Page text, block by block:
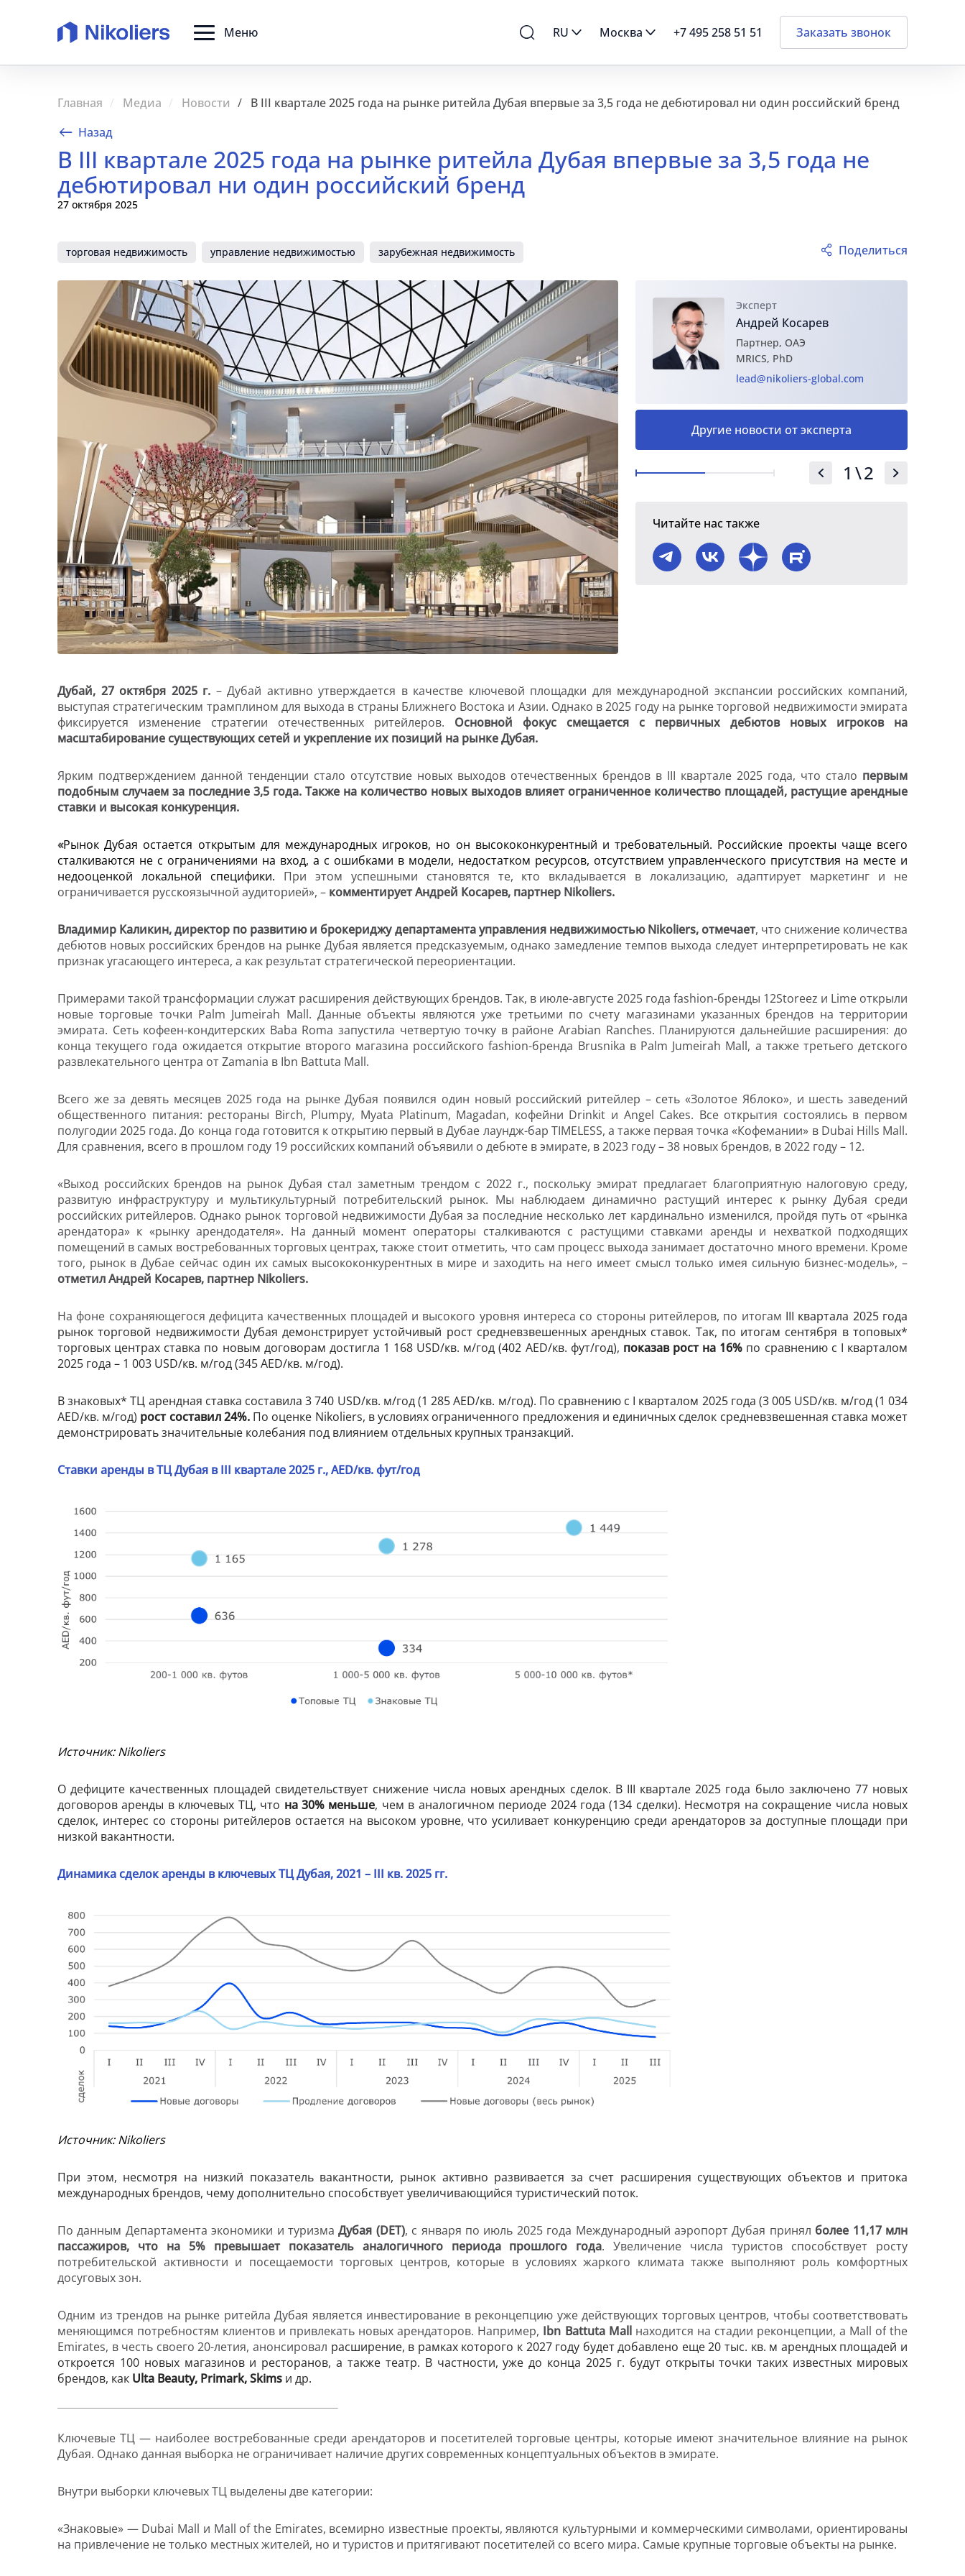
Меню RU Москва +7 495 258 51 51 Заказать звонок
Главная Медиа Новости
В III квартале 2025 года на рынке ритейла Дубая впервые за 3,5 года не дебютировал ни один российский бренд
Назад
В III квартале 2025 года на рынке ритейла Дубая впервые за 3,5 года не
дебютировал ни один российский бренд
27 октября 2025
Поделиться
торговая недвижимость управление недвижимостью зарубежная недвижимость
Эксперт
Владимир Каликин
Директор по развитию и
брокериджу
Департамент управления
недвижимостью
kc@nikoliers.ru
Другие новости от эксперта
Эксперт
Андрей Косарев
Партнер, ОАЭ
MRICS, PhD
lead@nikoliers-global.com
Другие новости от эксперта
1 \2
Читайте нас также
Дубай, 27 октября 2025 г. – Дубай активно утверждается в качестве ключевой площадки для международной экспансии российских компаний,
выступая стратегическим трамплином для выхода в страны Ближнего Востока и Азии. Однако в 2025 году на рынке торговой недвижимости эмирата
фиксируется изменение стратегии отечественных ритейлеров. Основной фокус смещается с первичных дебютов новых игроков на
масштабирование существующих сетей и укрепление их позиций на рынке Дубая.
Ярким подтверждением данной тенденции стало отсутствие новых выходов отечественных брендов в III квартале 2025 года, что стало первым
подобным случаем за последние 3,5 года. Также на количество новых выходов влияет ограниченное количество площадей, растущие арендные
ставки и высокая конкуренция.
«Рынок Дубая остается открытым для международных игроков, но он высококонкурентный и требовательный. Российские проекты чаще всего
сталкиваются не с ограничениями на вход, а с ошибками в модели, недостатком ресурсов, отсутствием управленческого присутствия на месте и
недооценкой локальной специфики. При этом успешными становятся те, кто вкладывается в локализацию, адаптирует маркетинг и не
ограничивается русскоязычной аудиторией», – комментирует Андрей Косарев, партнер Nikoliers.
Владимир Каликин, директор по развитию и брокериджу департамента управления недвижимостьюNikoliers, отмечает, что снижение количества
дебютов новых российских брендов на рынке Дубая является предсказуемым, однако замедление темпов выхода следует интерпретировать не как
признак угасающего интереса, а как результат стратегической переориентации.
Примерами такой трансформации служат расширения действующих брендов. Так, в июле-августе 2025 года fashion-бренды 12Storeez и Lime открыли
новые торговые точки Palm Jumeirah Mall. Данные объекты являются уже третьими по счету магазинами указанных брендов на территории
эмирата. Сеть кофеен-кондитерских Baba Roma запустила четвертую точку в районеArabian Ranches. Планируются дальнейшие расширения: до
конца текущего года ожидается открытие второго магазина российскогоfashion-бренда Brusnika в Palm Jumeirah Mall, а также третьего детского
развлекательного центра отZamania в Ibn Battuta Mall.
Всего же за девять месяцев 2025 года на рынке Дубая появился один новый российский ритейлер – сеть «Золотое Яблоко», и шесть заведений
общественного питания: рестораны Birch, Plumpy, Myata Platinum, Magadan, кофейни Drinkit и Angel Cakes. Все открытия состоялись в первом
полугодии 2025 года. До конца года готовится к открытию первый в Дубае лаундж-бар TIMELESS, а также первая точка «Кофемании» в Dubai Hills Mall.
Для сравнения, всего в прошлом году 19 российских компаний объявили о дебюте в эмирате, в 2023 году – 38 новых брендов, в 2022 году – 12.
«Выход российских брендов на рынок Дубая стал заметным трендом с 2022 г., поскольку эмират предлагает благоприятную налоговую среду,
развитую инфраструктуру и мультикультурный потребительский рынок. Мы наблюдаем динамично растущий интерес к рынку Дубая среди
российских ритейлеров. Однако рынок торговой недвижимости Дубая за последние несколько лет кардинально изменился, пройдя путь от «рынка
арендатора» к «рынку арендодателя». На данный момент операторы сталкиваются с растущими ставками аренды и нехваткой подходящих
помещений в самых востребованных торговых центрах, также стоит отметить, что сам процесс выхода занимает достаточно много времени. Кроме
того, рынок в Дубае сейчас один их самых высококонкурентных в мире и заходить на него имеет смысл только имея сильную бизнес-модель», –
отметил Андрей Косарев, партнер Nikoliers.
На фоне сохраняющегося дефицита качественных площадей и высокого уровня интереса со стороны ритейлеров, по итогам III квартала 2025 года
рынок торговой недвижимости Дубая демонстрирует устойчивый рост средневзвешенных арендных ставок. Так, по итогам сентября в топовых*
торговых центрах ставка по новым договорам достигла 1 168 USD/кв. м/год (402 AED/кв. фут/год), показав рост на 16% по сравнению с I кварталом
2025 года – 1 003 USD/кв. м/год (345 AED/кв. м/год).
В знаковых* ТЦ арендная ставка составила 3 740 USD/кв. м/год (1 285 AED/кв. м/год). По сравнению с I кварталом 2025 года (3 005 USD/кв. м/год (1 034
AED/кв. м/год) рост составил 24%.По оценке Nikoliers, в условиях ограниченного предложения и единичных сделок средневзвешенная ставка может
демонстрировать значительные колебания под влиянием отдельных крупных транзакций.
Ставки аренды в ТЦ Дубая в III квартале 2025 г.,AED/кв. фут/год
Источник: Nikoliers
О дефиците качественных площадей свидетельствует снижение числа новых арендных сделок. В III квартале 2025 года было заключено 77 новых
договоров аренды в ключевых ТЦ, что на 30% меньше, чем в аналогичном периоде 2024 года (134 сделки). Несмотря на сокращение числа новых
сделок, интерес со стороны ритейлеров остается на высоком уровне, что усиливает конкуренцию среди арендаторов за доступные площади при
низкой вакантности.
Динамика сделок аренды в ключевых ТЦ Дубая, 2021 – III кв. 2025 гг.
Источник: Nikoliers
При этом, несмотря на низкий показатель вакантности, рынок активно развивается за счет расширения существующих объектов и притока
международных брендов, чему дополнительно способствует увеличивающийся туристический поток.
По данным Департамента экономики и туризмаДубая (DET), с января по июль 2025 года Международный аэропорт Дубая принял более 11,17 млн
пассажиров, что на 5% превышает показатель аналогичного периода прошлого года. Увеличение числа туристов способствует росту
потребительской активности и посещаемости торговых центров, которые в условиях жаркого климата также выполняют роль комфортных
досуговых зон.
Одним из трендов на рынке ритейла Дубая является инвестирование в реконцепцию уже действующих торговых центров, чтобы соответствовать
меняющимся потребностям клиентов и привлекать новых арендаторов. Например, Ibn Battuta Mall находится на стадии реконцепции, а Mall of the
Emirates, в честь своего 20-летия, анонсировал расширение, в рамках которого к 2027 году будет добавлено еще 20 тыс. кв. м арендных площадей и
откроется 100 новых магазинов и ресторанов, а также театр. В частности, уже до конца 2025 г. будут открыты точки таких известных мировых
брендов, как Ulta Beauty, Primark,Skims и др.
Ключевые ТЦ — наиболее востребованные среди арендаторов и посетителей торговые центры, которые имеют значительное влияние на рынок
Дубая. Однако данная выборка не ограничивает наличие других современных концептуальных объектов в эмирате.
Внутри выборки ключевых ТЦ выделены две категории:
«Знаковые» — Dubai Mall и Mall of the Emirates, всемирно известные проекты, являются культурными и коммерческими символами, ориентированы
на привлечение не только местных жителей, но и туристов и притягивают посетителей со всего мира. Самые крупные торговые объекты на рынке.